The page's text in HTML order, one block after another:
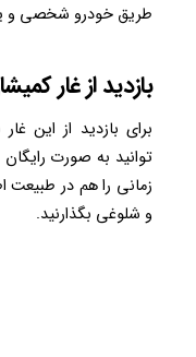
طریق خودرو شخصی و
بازدید از غار
برای بازدید از این
توانید به صورت
زمانی را هم در طبیعت
و شلوغی بگذارنید.